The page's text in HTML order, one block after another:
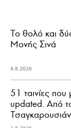
Το θολό και
Μονής Σινά
4.8.2026
51 ταινίες
updated. Aπό